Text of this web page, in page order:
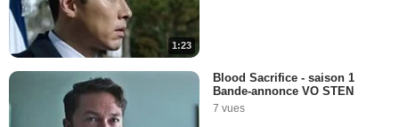
1:23
Blood Sacrifice - saison 1
Bande-annonce VO STEN
7 vues